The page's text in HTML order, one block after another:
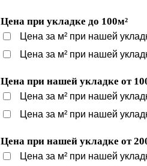
Цена при укладке до 100м²
Цена за м² при нашей
Цена за м² при нашей
Цена при нашей укладке от
Цена за м² при нашей
Цена за м² при нашей
Цена при нашей укладке от
Цена за м² при нашей